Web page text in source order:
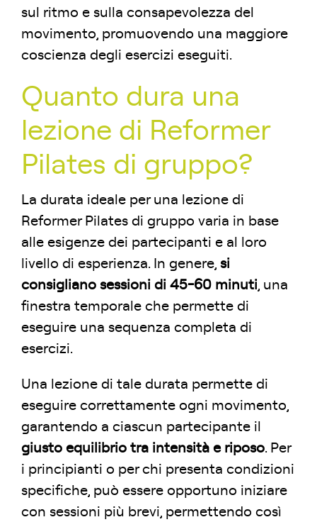
sul ritmo e sulla consapevolezza del
movimento, promuovendo una maggiore
coscienza degli esercizi eseguiti.
Quanto dura una
lezione di Reformer
Pilates di gruppo?
La durata ideale per una lezione di
Reformer Pilates di gruppo varia in base
alle esigenze dei partecipanti e al loro
livello di esperienza. In genere, si
consigliano sessioni di 45-60 minuti, una
finestra temporale che permette di
eseguire una sequenza completa di
esercizi.
Una lezione di tale durata permette di
eseguire correttamente ogni movimento,
garantendo a ciascun partecipante il
giusto equilibrio tra intensità e riposo. Per
i principianti o per chi presenta condizioni
specifiche, può essere opportuno iniziare
con sessioni più brevi, permettendo così